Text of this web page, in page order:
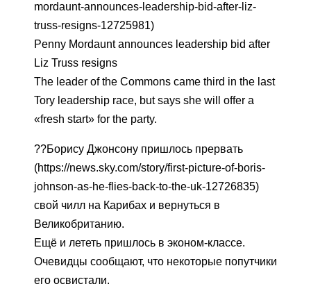
mordaunt-announces-leadership-bid-after-liz-
truss-resigns-12725981)
Penny Mordaunt announces leadership bid after
Liz Truss resigns
The leader of the Commons came third in the last
Tory leadership race, but says she will offer a
«fresh start» for the party.
??Борису Джонсону пришлось прервать
(https://news.sky.com/story/first-picture-of-boris-
johnson-as-he-flies-back-to-the-uk-12726835)
свой чилл на Карибах и вернуться в
Великобританию.
Ещё и лететь пришлось в эконом-классе.
Очевидцы сообщают, что некоторые попутчики
его освистали.